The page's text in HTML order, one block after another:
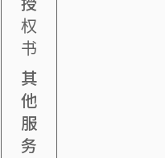
权
书
其
他
服
务